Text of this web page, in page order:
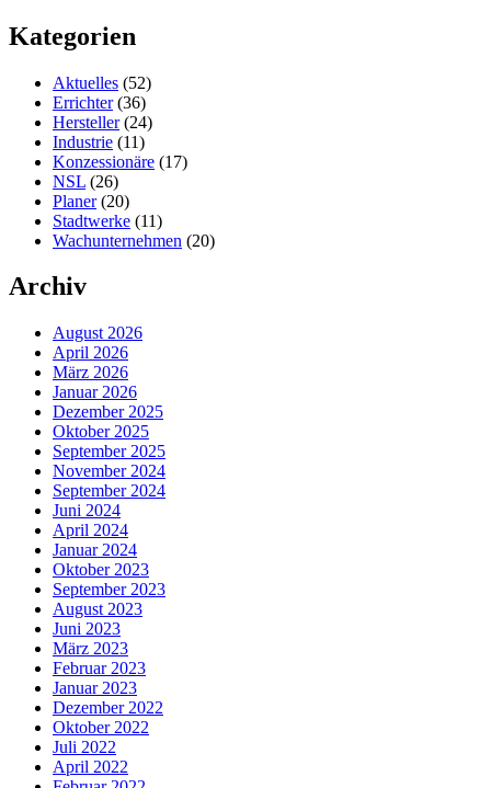
Kategorien
Aktuelles (52)
Errichter(36)
Hersteller(24)
Industrie (11)
Konzessionäre (17)
NSL (26)
Planer(20)
Stadtwerke (11)
Wachunternehmen (20)
Archiv
August 2026
April 2026
März 2026
Januar 2026
Dezember 2025
Oktober 2025
September 2025
November 2024
September 2024
Juni 2024
April 2024
Januar 2024
Oktober 2023
September 2023
August 2023
Juni 2023
März 2023
Februar 2023
Januar 2023
Dezember 2022
Oktober 2022
Juli 2022
April 2022